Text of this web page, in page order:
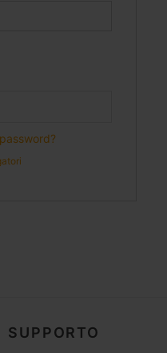
SUPPORTO